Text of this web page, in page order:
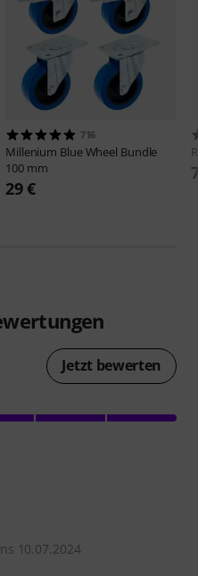
716
Millenium Blue Wheel Bundle
100 mm
29 €
Jetzt bewerten
10.07.2024